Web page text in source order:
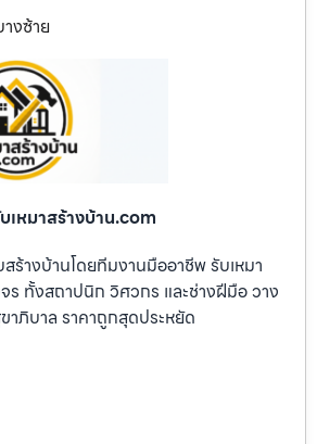
งซ้าย
เหมาสร้างบ้าน.com
ร้างบ้านโดยทีมงานมืออาชีพ รับเหมา
ร ทั้งสถาปนิก วิศวกร และช่างฝีมือ วาง
าภิบาล ราคาถูกสุดประหยัด